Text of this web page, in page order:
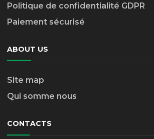
Politique de confidentialité GDPR
Paiement sécurisé
ABOUT US
Site map
Qui somme nous
CONTACTS